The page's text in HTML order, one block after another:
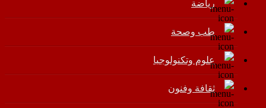
رياضة
طب وصحة
علوم وتكنولوجيا
ثقافة وفنون